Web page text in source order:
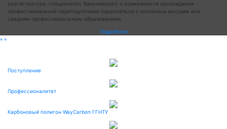
(магистратура, специалитет, бакалавриат) о возможности прохождения
профессиональной переподготовки параллельно с основным высшим или
средним профессиональным образованием.
Подробнее
« »
Поступление
Профессионалитет
Карбоновый полигон WayCarbon ГГНТУ